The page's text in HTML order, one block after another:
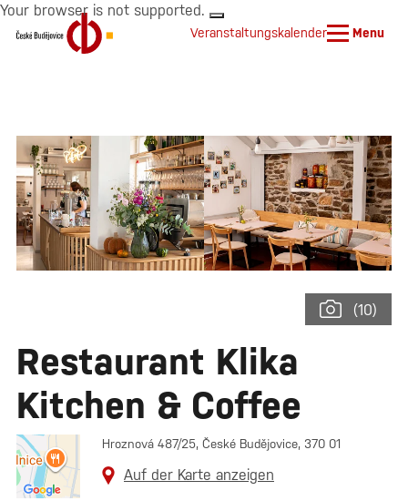
Your browser is not supported.
Veranstaltungskalender Menu
(10)
Restaurant Klika
Kitchen & Coffee
Hroznová 487/25, České Budějovice, 370 01
Auf der Karte anzeigen